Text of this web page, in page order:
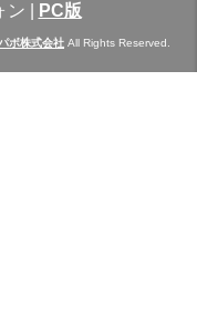
ン PC版
ボ株式会社 All Rights Reserved.